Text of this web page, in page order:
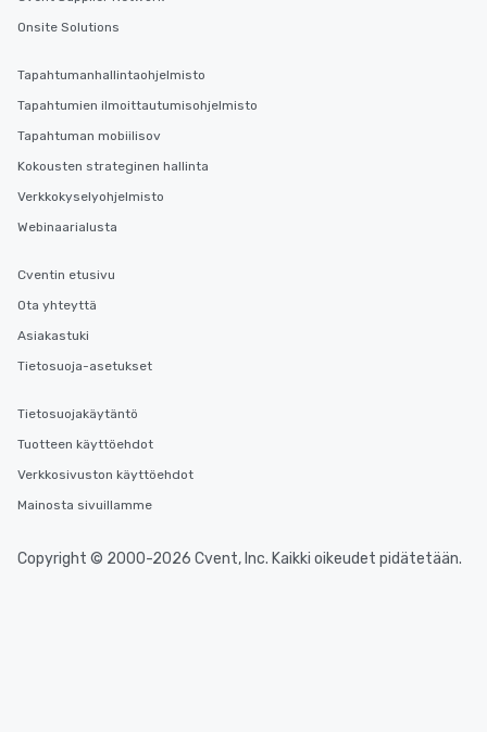
Onsite Solutions
Tapahtumanhallintaohjelmisto
Tapahtumien ilmoittautumisohjelmisto
Tapahtuman mobiilisov
Kokousten strateginen hallinta
Verkkokyselyohjelmisto
Webinaarialusta
Cventin etusivu
Ota yhteyttä
Asiakastuki
Tietosuoja-asetukset
Tietosuojakäytäntö
Tuotteen käyttöehdot
Verkkosivuston käyttöehdot
Mainosta sivuillamme
Copyright © 2000-2026 Cvent, Inc. Kaikki oikeudet pidätetään.